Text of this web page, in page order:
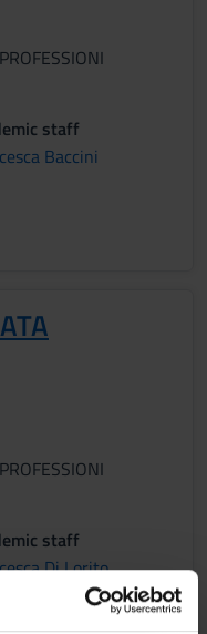
staff
Baccini
staff
Di Lorito